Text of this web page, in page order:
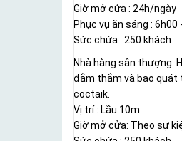
Giờ mở cửa : 24h/ngày
Phục vụ ăn sáng : 6h00
Sức chứa : 250 khách
Nhà hàng sân thượng:
đằm thắm và bao quát
coctaik.
Vị trí : Lầu 10m
Giờ mở cửa: Theo sự